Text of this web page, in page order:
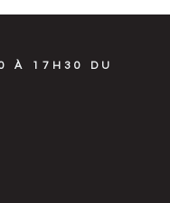
À 17H30 DU